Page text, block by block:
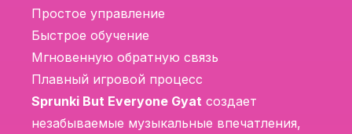
Простое управление
Быстрое обучение
Мгновенную обратную связь
Плавный игровой процесс
Sprunki But Everyone Gyat создает
незабываемые музыкальные впечатления,